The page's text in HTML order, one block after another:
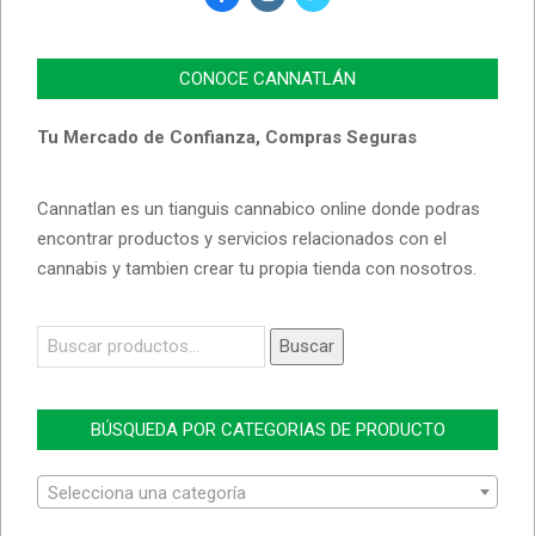
CONOCE CANNATLÁN
Tu Mercado de Confianza, Compras Seguras
Cannatlan es un tianguis cannabico online donde podras
encontrar productos y servicios relacionados con el
cannabis y tambien crear tu propia tienda con nosotros.
Buscar
por:
Buscar
BÚSQUEDA POR CATEGORIAS DE PRODUCTO
Selecciona una categoría